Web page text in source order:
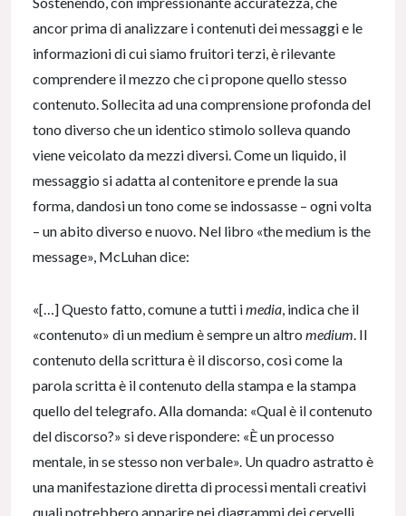
ancor prima di analizzare i contenuti dei messaggi e le
informazioni di cui siamo fruitori terzi, è rilevante
comprendere il mezzo che ci propone quello stesso
contenuto. Sollecita ad una comprensione profonda del
tono diverso che un identico stimolo solleva quando
viene veicolato da mezzi diversi. Come un liquido, il
messaggio si adatta al contenitore e prende la sua
forma, dandosi un tono come se indossasse – ogni volta
– un abito diverso e nuovo. Nel libro «the medium is the
message», McLuhan dice:
«[…] Questo fatto, comune a tutti imedia , indica che il
«contenuto» di un medium è sempre un altro medium . Il
contenuto della scrittura è il discorso, così come la
parola scritta è il contenuto della stampa e la stampa
quello del telegrafo. Alla domanda: «Qual è il contenuto
del discorso?» si deve rispondere: «È un processo
mentale, in se stesso non verbale». Un quadro astratto è
una manifestazione diretta di processi mentali creativi
quali potrebbero apparire nei diagrammi dei cervelli